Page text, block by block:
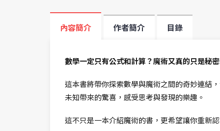
內容簡介 作者簡介 目錄
數學一定只有公式和計算？魔術又真的只是秘
這本書將帶你探索數學與魔術之間的奇妙連結
未知帶來的驚喜，感受思考與發現的樂趣。
這不只是一本介紹魔術的書，更希望讓你重新